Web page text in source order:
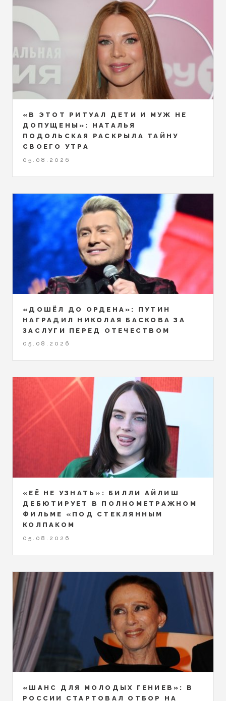
«В ЭТОТ РИТУАЛ ДЕТИ И МУЖ НЕ
ДОПУЩЕНЫ»: НАТАЛЬЯ
ПОДОЛЬСКАЯ РАСКРЫЛА ТАЙНУ
СВОЕГО УТРА
05.08.2026
«ДОШЁЛ ДО ОРДЕНА»: ПУТИН
НАГРАДИЛ НИКОЛАЯ БАСКОВА ЗА
ЗАСЛУГИ ПЕРЕД ОТЕЧЕСТВОМ
05.08.2026
«ЕЁ НЕ УЗНАТЬ»: БИЛЛИ АЙЛИШ
ДЕБЮТИРУЕТ В ПОЛНОМЕТРАЖНОМ
ФИЛЬМЕ «ПОД СТЕКЛЯННЫМ
КОЛПАКОМ
05.08.2026
«ШАНС ДЛЯ МОЛОДЫХ ГЕНИЕВ»: В
РОССИИ СТАРТОВАЛ ОТБОР НА